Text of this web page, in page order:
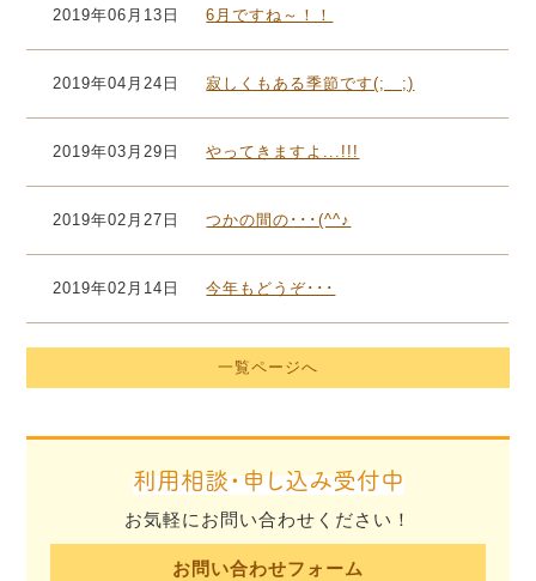
2019年06月13日 6月ですね～！！
2019年04月24日 寂しくもある季節です(;＿;)
2019年03月29日 やってきますよ...!!!
2019年02月27日 つかの間の･･･(^^♪
2019年02月14日 今年もどうぞ･･･
一覧ページへ
利用相談・申し込み受付中
お気軽にお問い合わせください！
お問い合わせフォーム